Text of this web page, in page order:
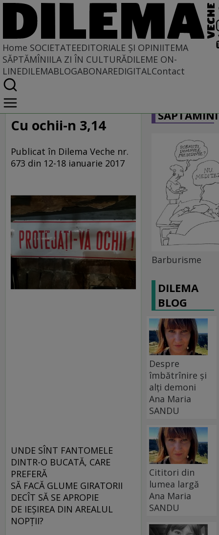
Home SOCIETATEEDITORIALE ȘI OPINIITEMA
SĂPTĂMÎNIILA ZI ÎN CULTURĂDILEME ON-
LINEDILEMABLOGABONAREDIGITALContact
Home
Societate
LA SINGULAR ȘI LA PLURAL
Cu ochii-n 3,14
Publicat în Dilema Veche nr.
673 din 12-18 ianuarie 2017
UNDE SÎNT FANTOMELE
DINTR-O BUCATĂ, CARE
PREFERĂ
SĂ FACĂ GLUME GIRATORII
DECÎT SĂ SE APROPIE
DE IEȘIREA DIN AREALUL
NOPȚII?
Barburisme
DILEMA
BLOG
Despre
îmbătrînire și
alți demoni
Ana Maria
SANDU
Cititori din
lumea largă
Ana Maria
SANDU